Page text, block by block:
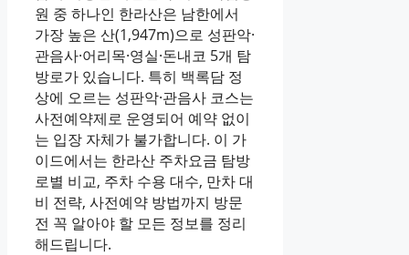
원 중 하나인 한라산은 남한에서
가장 높은 산(1,947m)으로 성판악·
관음사·어리목·영실·돈내코 5개 탐
방로가 있습니다. 특히 백록담 정
상에 오르는 성판악·관음사 코스는
사전예약제로 운영되어 예약 없이
는 입장 자체가 불가합니다. 이 가
이드에서는 한라산 주차요금 탐방
로별 비교, 주차 수용 대수, 만차 대
비 전략, 사전예약 방법까지 방문
전 꼭 알아야 할 모든 정보를 정리
해드립니다.